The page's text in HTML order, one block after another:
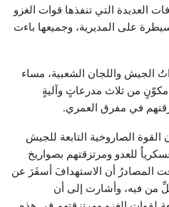
العديدة التي تنفذها قوات الغزو
على المديرية، وجميعها باءت
الجيش واللجان الشعبية، مساء
من ثلاث مدرعاتٍ وآليةٍ
في مفرق العمري.
الصاروخية التابعة للجيش
للعدو ومرتزقتهم بصواريخ
المصادرُ أن الاستهدافَ أسفَرَ عن
من فيه، وأشارت إلى أن